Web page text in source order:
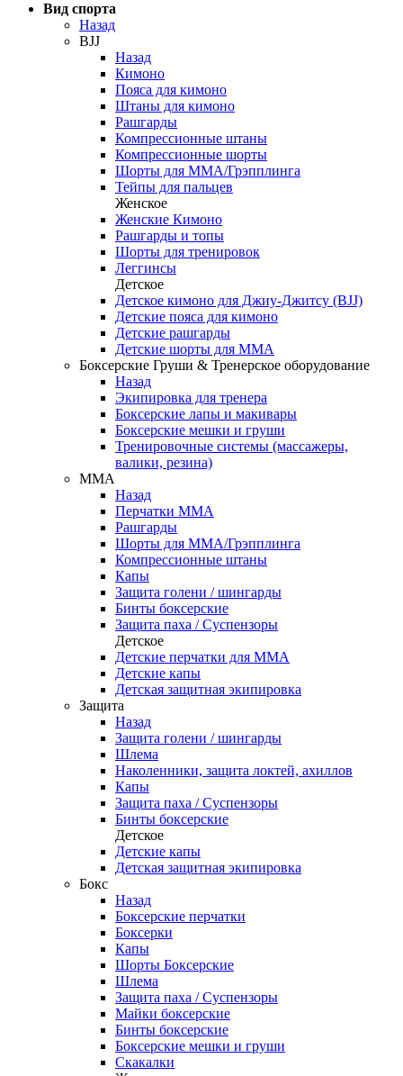
Вид спорта
Назад
BJJ
Назад
Кимоно
Пояса для кимоно
Штаны для кимоно
Рашгарды
Компрессионные штаны
Компрессионные шорты
Шорты для ММА/Грэпплинга
Тейпы для пальцев
Женское
Женские Кимоно
Рашгарды и топы
Шорты для тренировок
Леггинсы
Детское
Детское кимоно для Джиу-Джитсу (BJJ)
Детские пояса для кимоно
Детские рашгарды
Детские шорты для ММА
Боксерские Груши & Тренерское оборудование
Назад
Экипировка для тренера
Боксерские лапы и макивары
Боксерские мешки и груши
Тренировочные системы (массажеры,
валики, резина)
ММА
Назад
Перчатки ММА
Рашгарды
Шорты для ММА/Грэпплинга
Компрессионные штаны
Капы
Защита голени / шингарды
Бинты боксерские
Защита паха / Суспензоры
Детское
Детские перчатки для ММА
Детские капы
Детская защитная экипировка
Защита
Назад
Защита голени / шингарды
Шлема
Наколенники, защита локтей, ахиллов
Капы
Защита паха / Суспензоры
Бинты боксерские
Детское
Детские капы
Детская защитная экипировка
Бокс
Назад
Боксерские перчатки
Боксерки
Капы
Шорты Боксерские
Шлема
Защита паха / Суспензоры
Майки боксерские
Бинты боксерские
Боксерские мешки и груши
Скакалки